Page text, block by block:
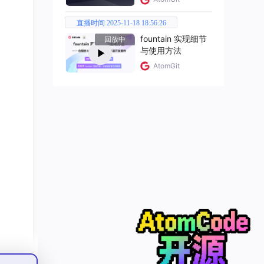
直播时间 2025-11-18 18:56:26
回放中
fountain 实现细节
与使用方法
AtomGit